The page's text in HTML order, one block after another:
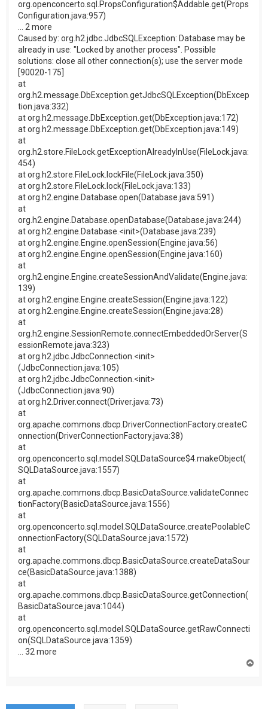
org.openconcerto.sql.PropsConfiguration$Addable.get(Props
Configuration.java:957)
... 2 more
Caused by: org.h2.jdbc.JdbcSQLException: Database may be
already in use: "Locked by another process". Possible
solutions: close all other connection(s); use the server mode
[90020-175]
at
org.h2.message.DbException.getJdbcSQLException(DbExcep
tion.java:332)
at org.h2.message.DbException.get(DbException.java:172)
at org.h2.message.DbException.get(DbException.java:149)
at
org.h2.store.FileLock.getExceptionAlreadyInUse(FileLock.java:
454)
at org.h2.store.FileLock.lockFile(FileLock.java:350)
at org.h2.store.FileLock.lock(FileLock.java:133)
at org.h2.engine.Database.open(Database.java:591)
at
org.h2.engine.Database.openDatabase(Database.java:244)
at org.h2.engine.Database.<init>(Database.java:239)
at org.h2.engine.Engine.openSession(Engine.java:56)
at org.h2.engine.Engine.openSession(Engine.java:160)
at
org.h2.engine.Engine.createSessionAndValidate(Engine.java:
139)
at org.h2.engine.Engine.createSession(Engine.java:122)
at org.h2.engine.Engine.createSession(Engine.java:28)
at
org.h2.engine.SessionRemote.connectEmbeddedOrServer(S
essionRemote.java:323)
at org.h2.jdbc.JdbcConnection.<init>
(JdbcConnection.java:105)
at org.h2.jdbc.JdbcConnection.<init>
(JdbcConnection.java:90)
at org.h2.Driver.connect(Driver.java:73)
at
org.apache.commons.dbcp.DriverConnectionFactory.createC
onnection(DriverConnectionFactory.java:38)
at
org.openconcerto.sql.model.SQLDataSource$4.makeObject(
SQLDataSource.java:1557)
at
org.apache.commons.dbcp.BasicDataSource.validateConnec
tionFactory(BasicDataSource.java:1556)
at
org.openconcerto.sql.model.SQLDataSource.createPoolableC
onnectionFactory(SQLDataSource.java:1572)
at
org.apache.commons.dbcp.BasicDataSource.createDataSour
ce(BasicDataSource.java:1388)
at
org.apache.commons.dbcp.BasicDataSource.getConnection(
BasicDataSource.java:1044)
at
org.openconcerto.sql.model.SQLDataSource.getRawConnecti
on(SQLDataSource.java:1359)
... 32 more